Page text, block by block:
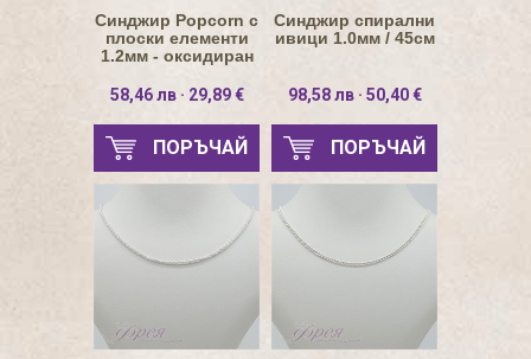
Синджир Popcorn с
плоски елементи
1.2мм - оксидиран
58,46 лв · 29,89 €
ПОРЪЧАЙ
Синджир спирални
ивици 1.0мм / 45см
98,58 лв · 50,40 €
ПОРЪЧАЙ